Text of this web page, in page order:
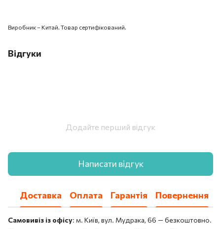
Виробник – Китай. Товар сертифікований.
Відгуки
Додайте перший відгук
Написати відгук
Доставка Оплата Гарантія Повернення
Самовивіз із офісу: м. Київ, вул. Мудрака, 66 — безкоштовно.